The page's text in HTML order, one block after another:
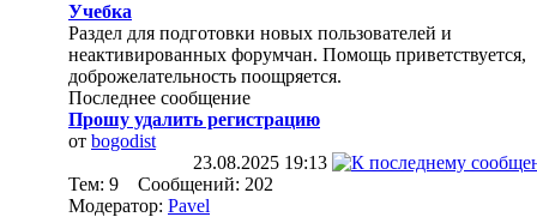
Учебка
Раздел для подготовки новых пользователей и
неактивированных форумчан. Помощь приветствуется,
доброжелательность поощряется.
Последнее сообщение
Прошу удалить регистрацию
от bogodist
23.08.2025 19:13
Тем: 9 Сообщений: 202
Модератор: Pavel